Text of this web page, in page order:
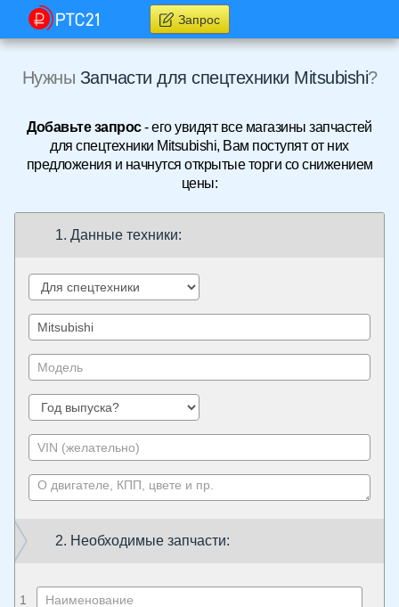
Запрос
Нужны Запчасти для спецтехники Mitsubishi?
Добавьте запрос- его увидят все магазины запчастей
для спецтехники Mitsubishi, Вам поступят от них
предложения и начнутся открытые торги со снижением
цены:
1. Данные техники:
2. Необходимые запчасти:
1